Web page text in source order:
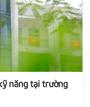
năng tại trường